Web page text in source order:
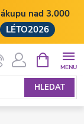
nad 3.000
LÉTO2026
HLEDAT
NÁKUPNÍ
KOŠÍK